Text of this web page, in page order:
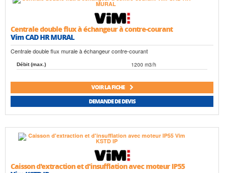
Centrale double flux à échangeur à contre-courant
Vim CAD HR MURAL
Centrale double flux murale à échangeur contre-courant
Débit (max.) 1200 m3/h
VOIR LA FICHE
DEMANDE DE DEVIS
Caisson d'extraction et d'insufflation avec moteur IP55